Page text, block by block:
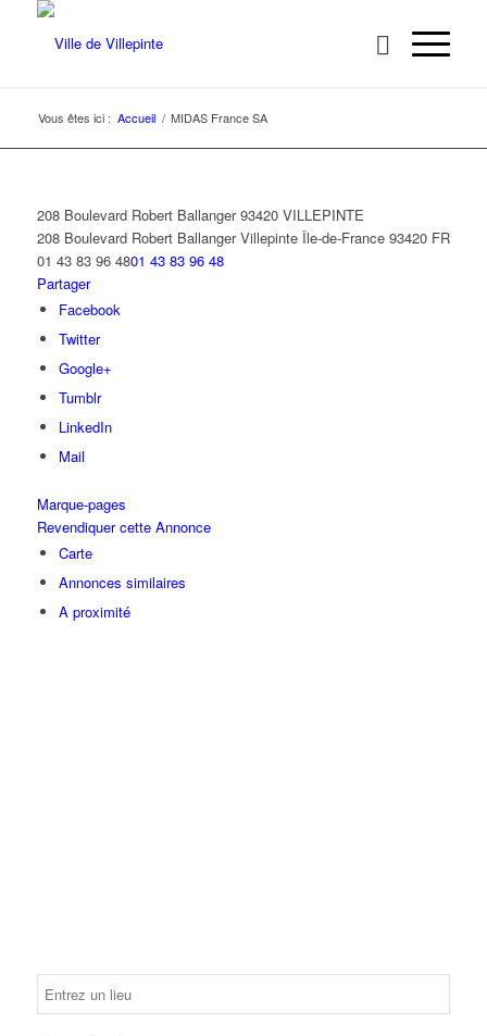
Vous êtes ici : Accueil / MIDAS France SA
208 Boulevard Robert Ballanger 93420 VILLEPINTE
208 Boulevard Robert Ballanger Villepinte Île-de-France 93420 FR
01 43 83 96 4801 43 83 96 48
Partager
Facebook
Twitter
Google+
Tumblr
LinkedIn
Mail
Marque-pages
Revendiquer cette Annonce
Carte
Annonces similaires
A proximité